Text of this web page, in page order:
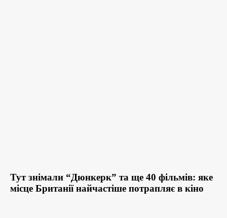
Тут знімали “Дюнкерк” та ще 40 фільмів: яке
місце Британії найчастіше потрапляє в кіно